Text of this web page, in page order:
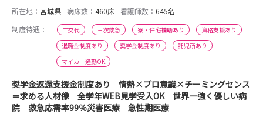
所在地： 宮城県 病床数： 460床 看護師数： 645名
制度待遇：
二交代 三次救急 寮・住宅補助あり
資格支援あり
退職金制度あり
奨学金制度あり
託児所あり
マイカー通勤OK
奨学金返還支援金制度あり 情熱×プロ意識×チーミングセンス
＝求める人材像 全学年WEB見学受入OK 世界一強く優しい病
院 救急応需率99％災害医療 急性期医療